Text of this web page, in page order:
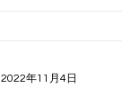
2022年11月4日